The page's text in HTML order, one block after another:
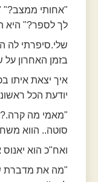
"אחותי ממצב?"
לך לספר?" היא
שלי.סיפרתי
בזמן האחרון
איך יצאת איתו
יודעת הכל
"מאמי מה
סוטה.. הווא
ואח"כ הוא
"מה את מדברת